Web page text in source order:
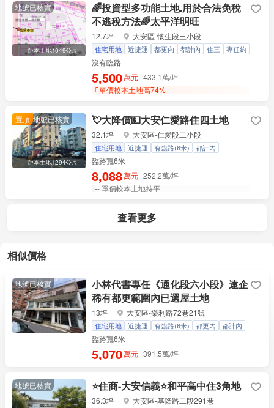
地號已核實
距本土地1049公尺
🌈投資型多功能土地.用於合法免稅
不逃稅方法🌈太平洋明旺
12.7坪 大安區-懷生段三小段
住宅用地 近捷運 都更內 都計內 住三 專任約
沒有臨路
5,500萬元 433.1萬/坪
單價較本土地高74%
置頂 地號已核實
距本土地1294公尺
💘大降價💵大安仁愛路住四土地
32.1坪 大安區-仁愛段二小段
住宅用地 近捷運 有臨路(6米)
都計內
容積率300%
臨路寬6米
8,088萬元 252.2萬/坪
--單價較本土地持平
查看更多
相似價格
地號已核實
小林代書專任《通化段六小段》遠企
稀有都更範圍內已選屋土地
13坪 大安區-樂利路72巷21號
住宅用地 近捷運 有臨路(6米) 都更內
都計內
容積率225%
臨路寬6米
5,070萬元 391.5萬/坪
地號已核實 ⭐住商-大安信義⭐和平高中住3角地
36.3坪 大安區-基隆路二段291巷